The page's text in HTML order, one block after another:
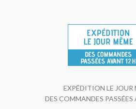
EXPÉDITION LE JOUR
DES COMMANDES